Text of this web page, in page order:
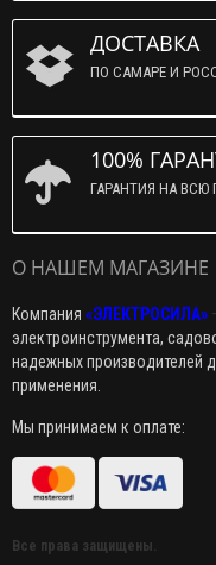
ДОСТАВКА
ПО САМАРЕ И
100%
ГАРАНТИЯ НА
О НАШЕМ МАГАЗИНЕ
Компания «ЭЛЕКТРОСИЛА»
электроинструмента,
надежных производителей
применения.
Мы принимаем к оплате:
Все права защищены.